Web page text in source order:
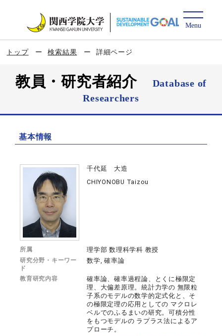
トップ 検索結果 詳細ページ
教員・研究者紹介
Database of
Researchers
基本情報
千代延 大造
CHIYONOBU Taizou
所属 理学部 数理科学科 教授
研究分野・キーワー
ド
数学, 確率論
教育研究内容
確率論、確率過程論、とくに極限定
理、大偏差原理。統計力学の 無限粒
子系のモデルの数学的定式化と、そ
の極限定理の応用としての マクロレ
ベルでのふるまいの研究。可積分性
をもつモデルの ラプラス法によるア
プローチ。